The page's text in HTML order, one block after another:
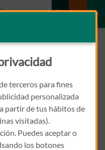
para qué sirve?
y
terceros para fines
personalizada
partir de tus hábitos de
visitadas).
Puedes aceptar o
los botones